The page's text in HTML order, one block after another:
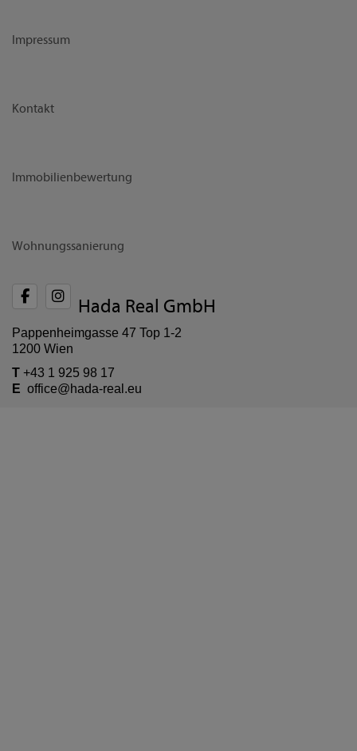
Impressum
Kontakt
Immobilienbewertung
Wohnungssanierung
Hada Real GmbH
Pappenheimgasse 47 Top 1-2
1200 Wien
T +43 1 925 98 17
E office@hada-real.eu